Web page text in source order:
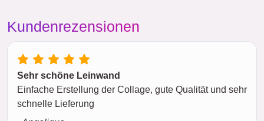
Kundenrezensionen
Sehr schöne Leinwand
Einfache Erstellung der Collage, gute Qualität und sehr
schnelle Lieferung